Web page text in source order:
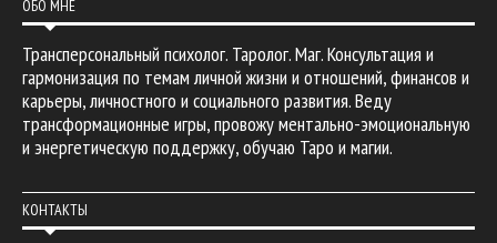
ОБО МНЕ
Трансперсональный психолог. Таролог. Маг. Консультация и
гармонизация по темам личной жизни и отношений, финансов и
карьеры, личностного и социального развития. Веду
трансформационные игры, провожу ментально-эмоциональную
и энергетическую поддержку, обучаю Таро и магии.
КОНТАКТЫ